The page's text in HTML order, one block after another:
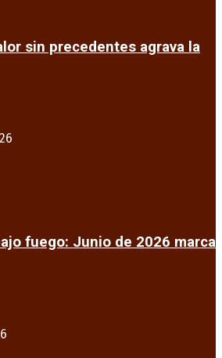
sin precedentes agrava la
fuego: Junio de 2026 marca